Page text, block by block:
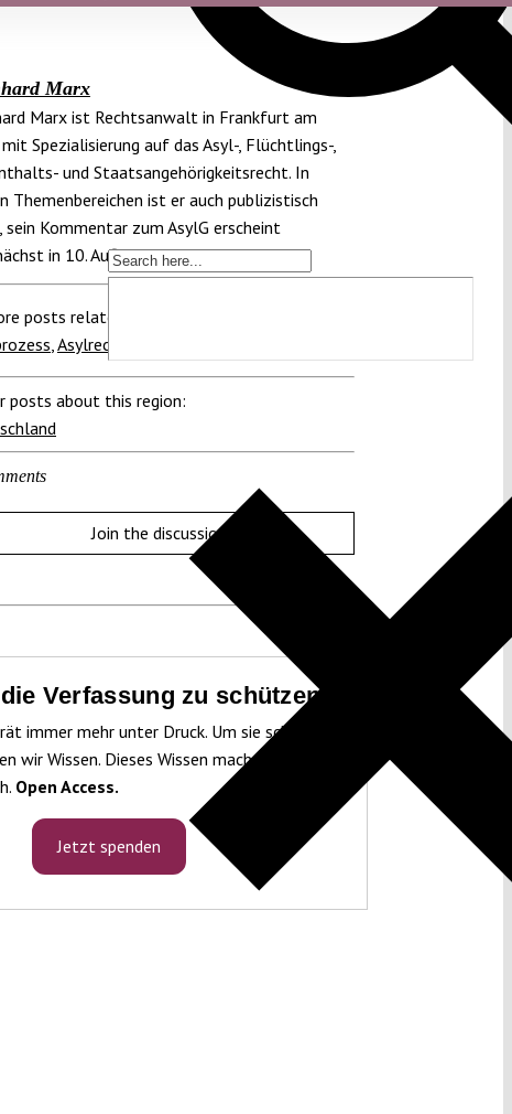
Marx
Marx ist Rechtsanwalt in Frankfurt am
Spezialisierung auf das Asyl-, Flüchtlings-,
und Staatsangehörigkeitsrecht. In
Themenbereichen ist er auch publizistisch
Kommentar zum AsylG erscheint
in 10. Auflage.
posts related to this:
,Asylrecht
posts about this region:
Join the discussion
Verfassung zu schützen!
immer mehr unter Druck. Um sie schützen
wir Wissen. Dieses Wissen machen wir für
Open Access.
Jetzt spenden